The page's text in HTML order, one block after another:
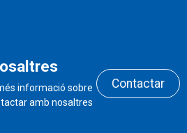
informació sobre
amb nosaltres
Contactar